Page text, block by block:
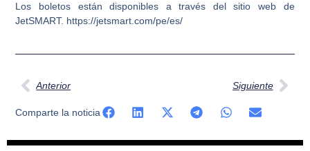
Los boletos están disponibles a través del sitio web de
JetSMART. https://jetsmart.com/pe/es/
Ant
Anterior Siguiente
Comparte la noticia